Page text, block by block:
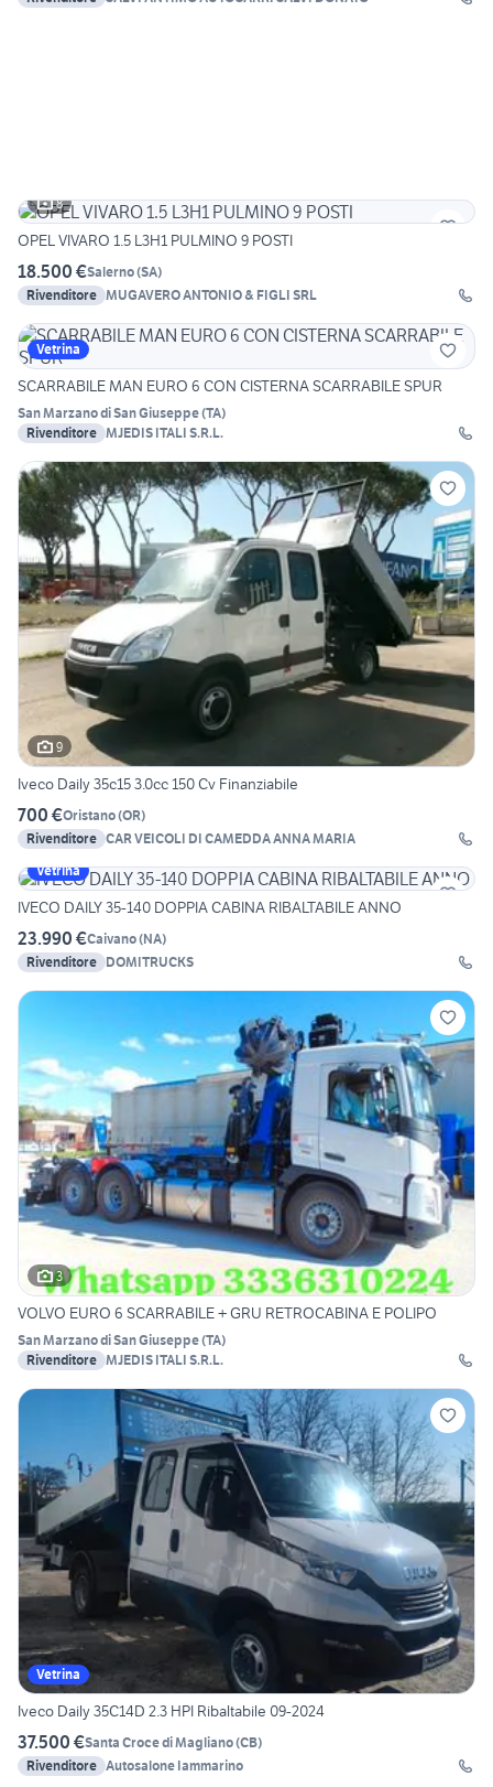
8
OPEL VIVARO 1.5 L3H1 PULMINO 9 POSTI
18.500 €Salerno(SA)
Rivenditore MUGAVERO ANTONIO & FIGLI SRL
Vetrina
SCARRABILE MAN EURO 6 CON CISTERNA SCARRABILE SPUR
San Marzano di San Giuseppe(TA)
Rivenditore MJEDIS ITALI S.R.L.
9
Iveco Daily 35c15 3.0cc 150 Cv Finanziabile
700 €Oristano(OR)
Rivenditore CAR VEICOLI DI CAMEDDA ANNA MARIA
Vetrina
IVECO DAILY 35-140 DOPPIA CABINA RIBALTABILE ANNO
23.990 €Caivano(NA)
Rivenditore DOMITRUCKS
3
VOLVO EURO 6 SCARRABILE + GRU RETROCABINA E POLIPO
San Marzano di San Giuseppe(TA)
Rivenditore MJEDIS ITALI S.R.L.
Vetrina
Iveco Daily 35C14D 2.3 HPI Ribaltabile 09-2024
37.500 €Santa Croce di Magliano(CB)
Rivenditore Autosalone Iammarino